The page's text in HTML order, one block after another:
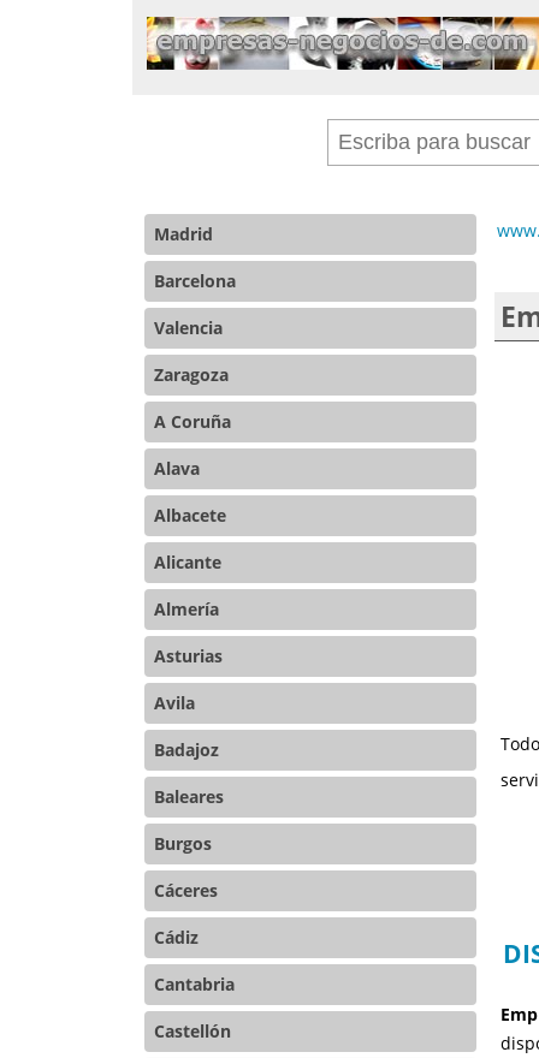
Madrid
Barcelona
Valencia
Zaragoza
A Coruña
Alava
Albacete
Alicante
Almería
Asturias
Avila
Badajoz
Baleares
Burgos
Cáceres
Cádiz
Cantabria
Castellón